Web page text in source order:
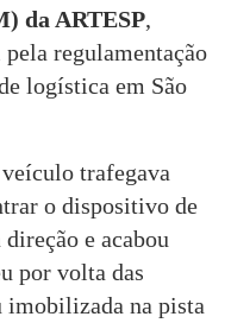
da ARTESP,
regulamentação
logística em São
trafegava
o dispositivo de
e acabou
por volta das
imobilizada na pista